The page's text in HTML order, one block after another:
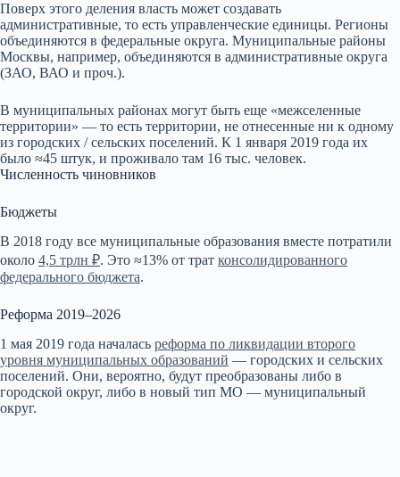
Поверх этого деления власть может создавать
административные, то есть управленческие единицы. Регионы
объединяются в федеральные округа. Муниципальные районы
Москвы, например, объединяются в административные округа
(ЗАО, ВАО и проч.).
В муниципальных районах могут быть еще «межселенные
территории» — то есть территории, не отнесенные ни к одному
из городских / сельских поселений. К 1 января 2019 года их
было ≈45 штук, и проживало там 16 тыс. человек.
Численность чиновников
Бюджеты
В 2018 году все муниципальные образования вместе потратили
около 4,5 трлн ₽. Это ≈13% от трат консолидированного
федерального бюджета.
Реформа 2019–2026
1 мая 2019 года началась реформа по ликвидации второго
уровня муниципальных образований — городских и сельских
поселений. Они, вероятно, будут преобразованы либо в
городской округ, либо в новый тип МО — муниципальный
округ.